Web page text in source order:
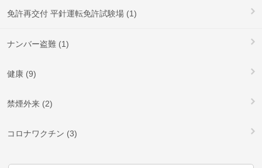
免許再交付 平針運転免許試験場 (1)
ナンバー盗難 (1)
健康 (9)
禁煙外来 (2)
コロナワクチン (3)